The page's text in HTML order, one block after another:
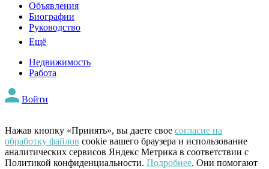
Объявления
Биографии
Руководство
Ещё
Недвижимость
Работа
Войти
Нажав кнопку «Принять», вы даете свое согласие на
обработку файлов cookie вашего браузера и использование
аналитических сервисов Яндекс Метрика в соответствии с
Политикой конфиденциальности. Подробнее. Они помогают